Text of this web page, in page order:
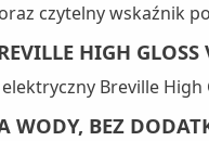
czytelny wskaźnik
HIGH GLOSS
Breville High
WODY, BEZ